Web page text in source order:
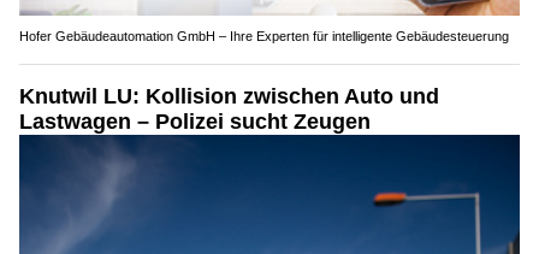
Hofer Gebäudeautomation GmbH – Ihre Experten für intelligente Gebäudesteuerung
Knutwil LU: Kollision zwischen Auto und
Lastwagen – Polizei sucht Zeugen